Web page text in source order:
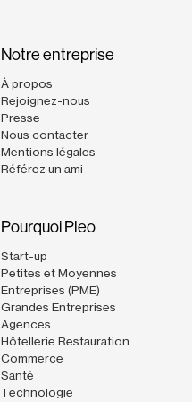
Notre entreprise
À propos
Rejoignez-nous
Presse
Nous contacter
Mentions légales
Référez un ami
Pourquoi Pleo
Start-up
Petites et Moyennes
Entreprises (PME)
Grandes Entreprises
Agences
Hôtellerie Restauration
Commerce
Santé
Technologie